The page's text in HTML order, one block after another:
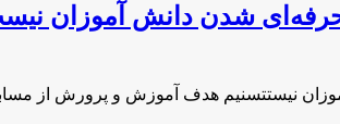
شدن دانش آموزان
نیستتسنیم هدف آموزش و پرورش از